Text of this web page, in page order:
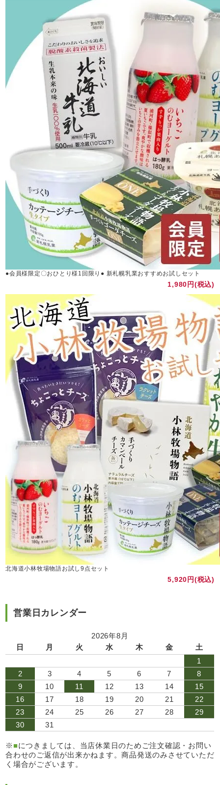
●会員様限定〇おひとり様1回限り● 新札幌乳業おすすめお試しセット
1,980円(税込)
北海道小林牧場物語お試し9点セット
5,920円(税込)
営業日カレンダー
2026年8月
日
月 火 水 木 金
土
1
2
3 4 5 6 7
8
9
10 11 12 13 14
15
16
17 18 19 20 21
22
23
24 25 26 27 28
29
30
31
※ ■につきましては、当店休業日のためご注文確認・お問い
合わせのご返信が出来かねます。商品発送のみさせていただ
く場合がございます。